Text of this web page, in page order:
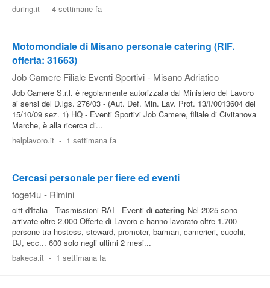
during.it - 4 settimane fa
Motomondiale di Misano personale catering (RIF.
offerta: 31663)
Job Camere Filiale Eventi Sportivi - Misano Adriatico
Job Camere S.r.l. è regolarmente autorizzata dal Ministero del Lavoro
ai sensi del D.lgs. 276/03 - (Aut. Def. Min. Lav. Prot. 13/I/0013604 del
15/10/09 sez. 1) HQ - Eventi Sportivi Job Camere, filiale di Civitanova
Marche, è alla ricerca di...
helplavoro.it - 1 settimana fa
Cercasi personale per fiere ed eventi
toget4u - Rimini
citt d'Italia - Trasmissioni RAI - Eventi di catering Nel 2025 sono
arrivate oltre 2.000 Offerte di Lavoro e hanno lavorato oltre 1.700
persone tra hostess, steward, promoter, barman, camerieri, cuochi,
DJ, ecc... 600 solo negli ultimi 2 mesi...
bakeca.it - 1 settimana fa